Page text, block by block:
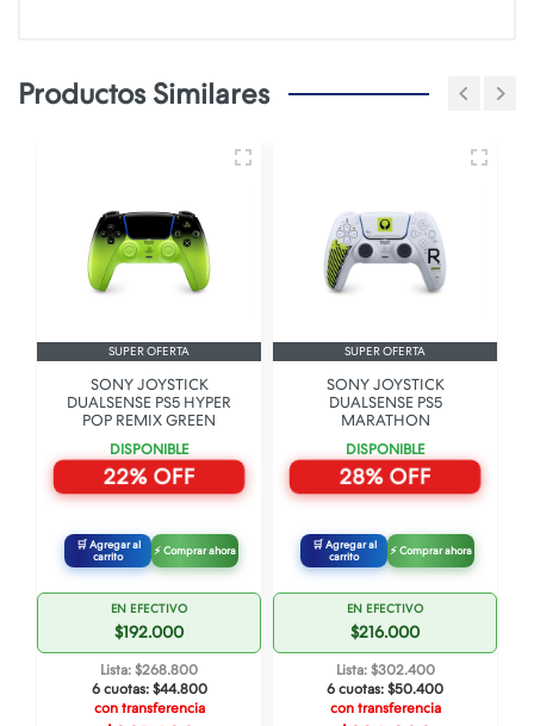
Productos Similares
SUPER OFERTA
SONY JOYSTICK
DUALSENSE PS5 HYPER
POP REMIX GREEN
DISPONIBLE
22% OFF
🛒 Agregar al
carrito
⚡ Comprar ahora
EN EFECTIVO
$192.000
Lista: $268.800
6 cuotas: $44.800
con transferencia
SUPER OFERTA
SONY JOYSTICK
DUALSENSE PS5
MARATHON
DISPONIBLE
28% OFF
🛒 Agregar al
carrito
⚡ Comprar ahora
EN EFECTIVO
$216.000
Lista: $302.400
6 cuotas: $50.400
con transferencia